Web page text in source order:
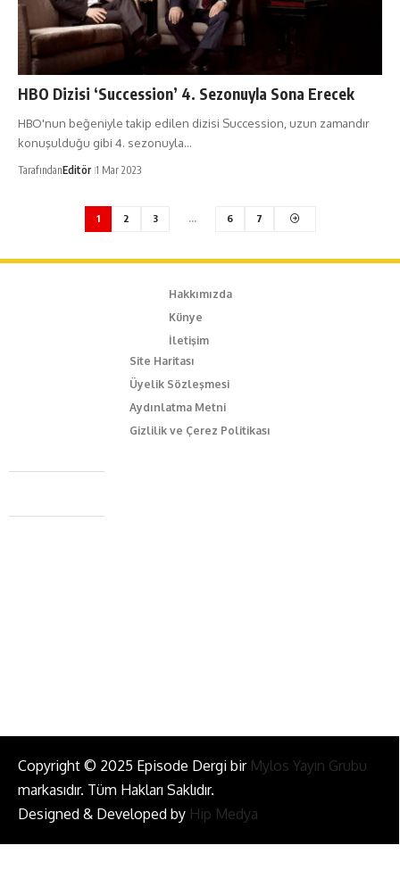
HBO Dizisi ‘Succession’ 4. Sezonuyla Sona Erecek
HBO'nun beğeniyle takip edilen dizisi Succession, uzun zamandır
konuşulduğu gibi 4. sezonuyla…
TarafındanEditör 1 Mar 2023
1 2 3 … 6 7
Hakkımızda
Künye
İletişim
Site Haritası
Üyelik Sözleşmesi
Aydınlatma Metni
Gizlilik ve Çerez Politikası
Caferağa Mah. Dr. Şakir Paşa Sok. No3/A Kadıköy İstanbul
+90 543 345 46 00
Copyright © 2025 Episode Dergi bir Mylos Yayın Grubu
markasıdır. Tüm Hakları Saklıdır.
Designed & Developed by Hip Medya